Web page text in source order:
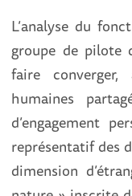
L’analyse du
groupe de pilote
faire
humaines
d’engagement
représentatif des
dimension